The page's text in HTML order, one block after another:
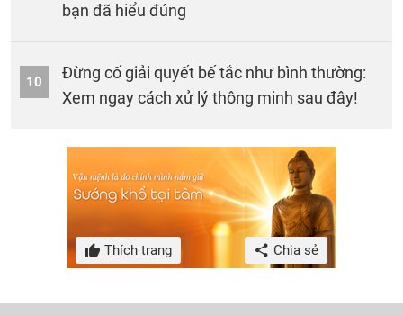
bạn đã hiểu đúng
10
Đừng cố giải quyết bế tắc như bình thường:
Xem ngay cách xử lý thông minh sau đây!
Thích trang Chia sẻ